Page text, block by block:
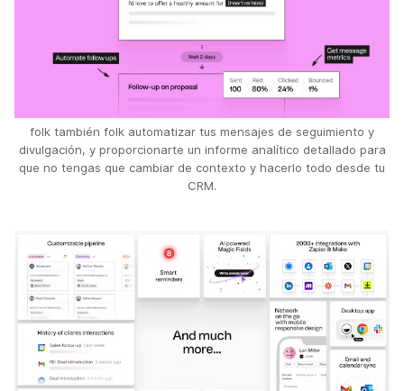
folk también folk automatizar tus mensajes de seguimiento y
divulgación, y proporcionarte un informe analítico detallado para
que no tengas que cambiar de contexto y hacerlo todo desde tu
CRM.